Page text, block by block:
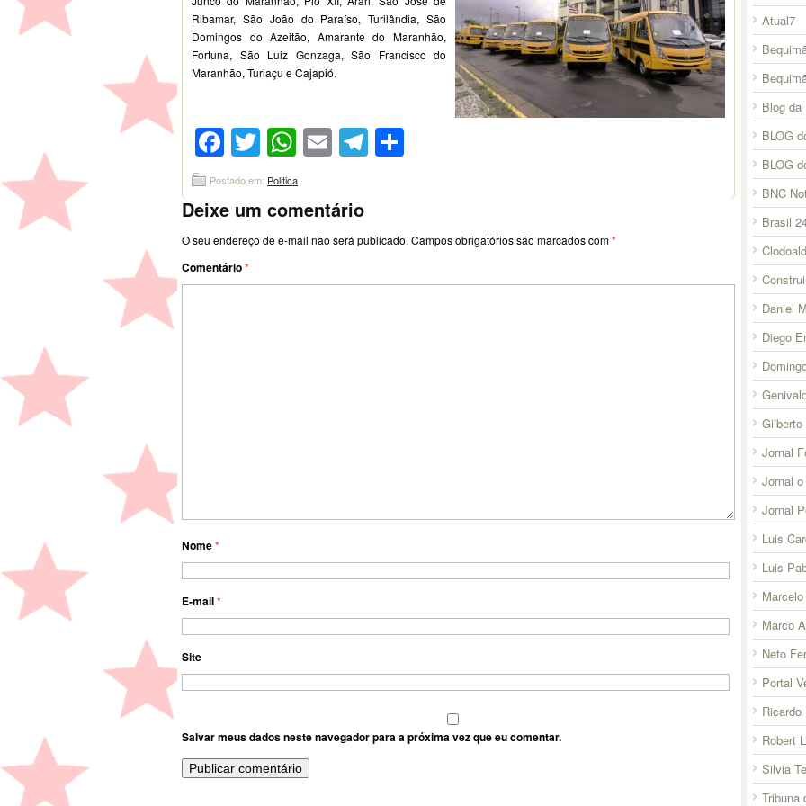
Ribamar, São João do Paraíso, Turilândia, São
Domingos do Azeitão, Amarante do Maranhão,
Fortuna, São Luiz Gonzaga, São Francisco do
Maranhão, Turiaçu e Cajapió.
Facebook
Twitter
WhatsApp
EmailTelegram
Postado em: Politica
Deixe um comentário
O seu endereço de e-mail não será publicado. Campos obrigatórios são marcados com*
Comentário*
Nome*
E-mail*
Site
Salvar meus dados neste navegador para a próxima vez que eu comentar.
Atual7
Blog da
BLOG
BLOG
BNC
Brasil
Daniel
Diego
Gilberto
Jornal
Jornal
Jornal
Luis
Luis
Marco
Neto
Portal
Ricardo
Robert
Silvia
Tribuna